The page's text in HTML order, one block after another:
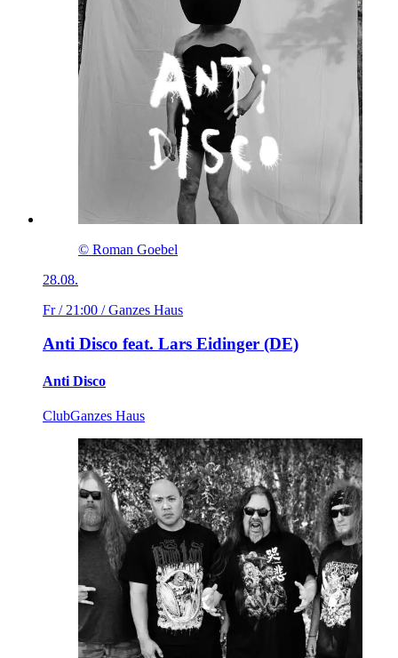
© Roman Goebel
28.08.
Fr / 21:00 / Ganzes Haus
Anti Disco feat. Lars Eidinger (DE)
Anti Disco
ClubGanzes Haus